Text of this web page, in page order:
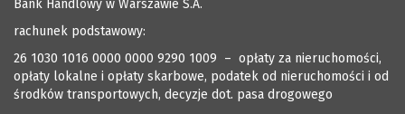
Bank Handlowy w Warszawie S.A.
rachunek podstawowy:
26 1030 1016 0000 0000 9290 1009 – opłaty za nieruchomości,
opłaty lokalne i opłaty skarbowe, podatek od nieruchomości i od
środków transportowych, decyzje dot. pasa drogowego